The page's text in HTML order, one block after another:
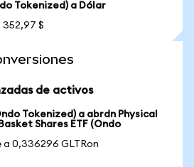
Tokenized) a Dólar
352,97 $
de activos
Tokenized) a abrdn Physical
Shares ETF (Ondo
a 0,336296 GLTRon